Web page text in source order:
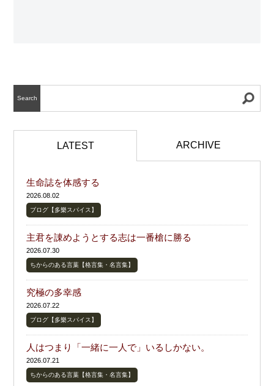
Search
LATEST ARCHIVE
生命誌を体感する
2026.08.02
ブログ【多樂スパイス】
主君を諌めようとする志は一番槍に勝る
2026.07.30
ちからのある言葉【格言集・名言集】
究極の多幸感
2026.07.22
ブログ【多樂スパイス】
人はつまり「一緒に一人で」いるしかない。
2026.07.21
ちからのある言葉【格言集・名言集】